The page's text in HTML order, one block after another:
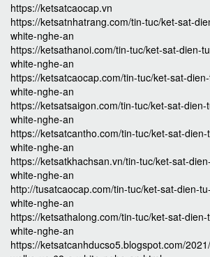
https://ketsatcaocap.vn
https://ketsatnhatrang.com/tin-tuc/ket-sat-
white-nghe-an
https://ketsathanoi.com/tin-tuc/ket-sat-dien-
white-nghe-an
https://ketsatcaocap.com/tin-tuc/ket-sat-
white-nghe-an
https://ketsatsaigon.com/tin-tuc/ket-sat-
white-nghe-an
https://ketsatcantho.com/tin-tuc/ket-sat-
white-nghe-an
https://ketsatkhachsan.vn/tin-tuc/ket-sat-
white-nghe-an
http://tusatcaocap.com/tin-tuc/ket-sat-dien-
white-nghe-an
https://ketsathalong.com/tin-tuc/ket-sat-
white-nghe-an
https://ketsatcanhducso5.blogspot.com/